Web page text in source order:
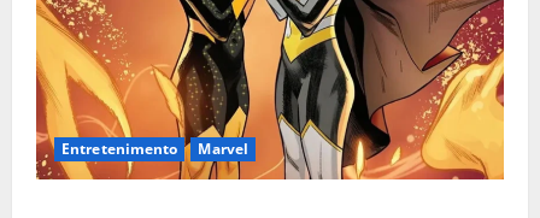
Entretenimento Marvel